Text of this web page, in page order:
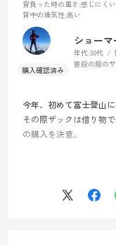
背負った時の重さ:感じにくい
背中の通気性:高い
ショーマ
年代:30代
普段の服の
今年、初めて富士登山
その際ザックは借り物
の購入を決意。
果、デザイン、容量、
大型のザックを買う時
これからこのザック共